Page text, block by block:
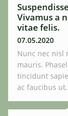
Vivamus a
vitae felis.
07.05.2020
Nunc nec nisl
mauris.
tincidunt
ac faucibus